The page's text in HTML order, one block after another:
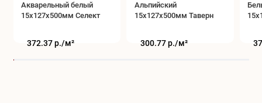
Акварельный белый
15x127x500мм Селект
372.37 р./м²
Альпийский
15x127x500мм Таверн
300.77 р./м²